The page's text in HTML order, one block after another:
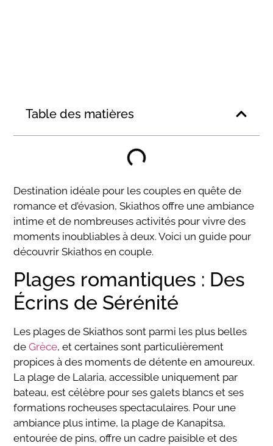
Table des matières
Destination idéale pour les couples en quête de
romance et d’évasion, Skiathos offre une ambiance
intime et de nombreuses activités pour vivre des
moments inoubliables à deux. Voici un guide pour
découvrir Skiathos en couple.
Plages romantiques : Des
Écrins de Sérénité
Les plages de Skiathos sont parmi les plus belles
deGrèce, et certaines sont particulièrement
propices à des moments de détente en amoureux.
La plage de Lalaria, accessible uniquement par
bateau, est célèbre pour ses galets blancs et ses
formations rocheuses spectaculaires. Pour une
ambiance plus intime, la plage de Kanapitsa,
entourée de pins, offre un cadre paisible et des